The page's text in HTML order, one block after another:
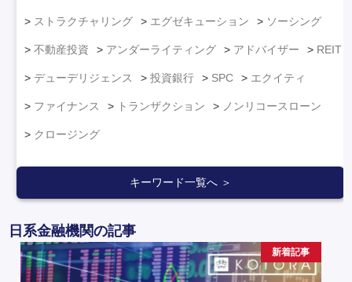
ストラクチャリング エグゼキューション ソーシング
不動産投資 アンダーライティング アドバイザー REIT
デューデリジェンス 投資銀行 SPC エクイティ
ファイナンス トランザクション ノンリコースローン
クロージング
キーワード一覧へ ＞
日系金融機関の記事
新着記事